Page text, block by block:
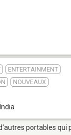
ENTERTAINMENT
NOUVEAUX
India
portables